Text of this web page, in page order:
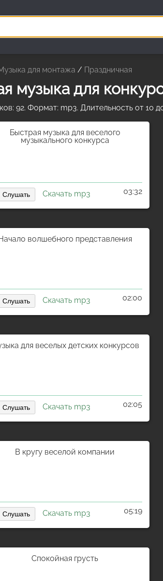
для монтажа / Праздничная
музыка для
92. Формат: mp3. Длительность от 10
Быстрая музыка для веселого
музыкального конкурса
Скачать mp3 03:32
волшебного представления
Скачать mp3 02:00
для веселых детских конкурсов
Скачать mp3 02:05
В кругу веселой компании
Скачать mp3 05:19
Спокойная грусть